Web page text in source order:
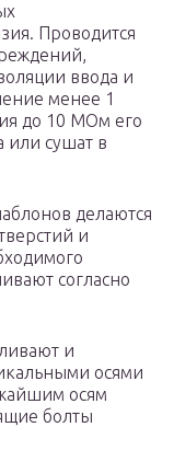
Проводится
ввода и
менее 1
до 10 МОм его
или сушат в
делаются
и
согласно
и
осями
осям
болты